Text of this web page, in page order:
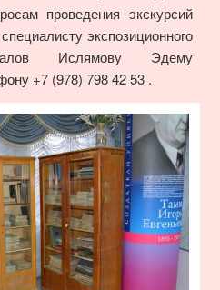
проведения экскурсий
экспозиционного
Ислямову Эдему
+7 (978) 798 42 53 .